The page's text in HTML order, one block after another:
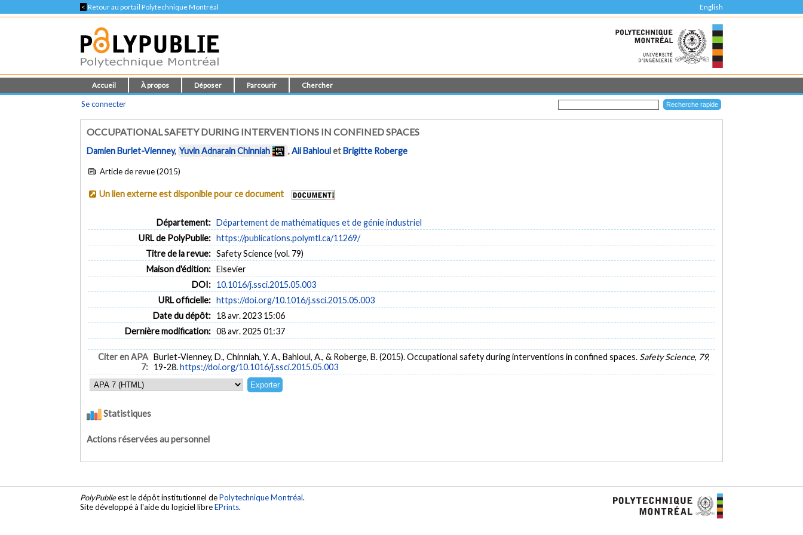
< Retour au portail Polytechnique Montréal English
Accueil À propos Déposer Parcourir Chercher
Se connecter
OCCUPATIONAL SAFETY DURING INTERVENTIONS IN CONFINED SPACES
Damien Burlet-Vienney, Yuvin Adnarain Chinniah ,Ali BahlouletBrigitte Roberge
Article de revue (2015)
Un lien externe est disponible pour ce document
Département: Département de mathématiques et de génie industriel
URL de PolyPublie: https://publications.polymtl.ca/11269/
Titre de la revue: Safety Science (vol. 79)
Maison d'édition: Elsevier
DOI: 10.1016/j.ssci.2015.05.003
URL officielle: https://doi.org/10.1016/j.ssci.2015.05.003
Date du dépôt: 18 avr. 2023 15:06
Dernière modification: 08 avr. 2025 01:37
Citer en APA
7:
Burlet-Vienney, D., Chinniah, Y. A., Bahloul, A., & Roberge, B. (2015). Occupational safety during interventions in confined spaces. Safety Science, 79,
19-28.https://doi.org/10.1016/j.ssci.2015.05.003
Statistiques
Actions réservées au personnel
PolyPublieest le dépôt institutionnel dePolytechnique Montréal.
Site développé à l'aide du logiciel libreEPrints.